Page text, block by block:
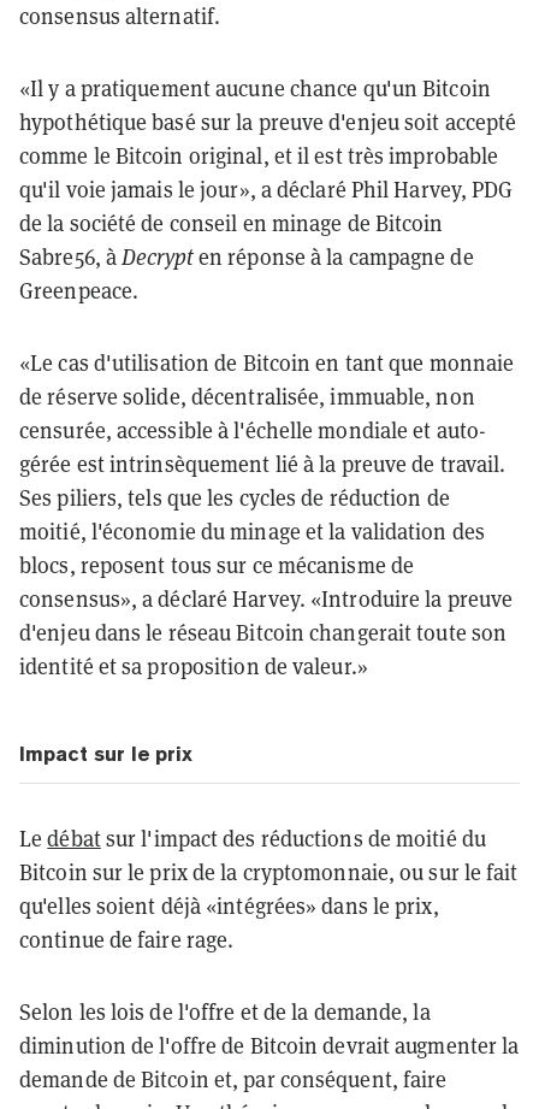
consensus alternatif.
«Il y a pratiquement aucune chance qu'un Bitcoin
hypothétique basé sur la preuve d'enjeu soit accepté
comme le Bitcoin original, et il est très improbable
qu'il voie jamais le jour», a déclaré Phil Harvey, PDG
de la société de conseil en minage de Bitcoin
Sabre56, àDecrypten réponse à la campagne de
Greenpeace.
«Le cas d'utilisation de Bitcoin en tant que monnaie
de réserve solide, décentralisée, immuable, non
censurée, accessible à l'échelle mondiale et auto-
gérée est intrinsèquement lié à la preuve de travail.
Ses piliers, tels que les cycles de réduction de
moitié, l'économie du minage et la validation des
blocs, reposent tous sur ce mécanisme de
consensus», a déclaré Harvey. «Introduire la preuve
d'enjeu dans le réseau Bitcoin changerait toute son
identité et sa proposition de valeur.»
Impact sur le prix
Ledébatsur l'impact des réductions de moitié du
Bitcoin sur le prix de la cryptomonnaie, ou sur le fait
qu'elles soient déjà «intégrées» dans le prix,
continue de faire rage.
Selon les lois de l'offre et de la demande, la
diminution de l'offre de Bitcoin devrait augmenter la
demande de Bitcoin et, par conséquent, faire